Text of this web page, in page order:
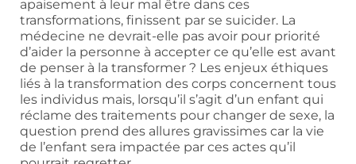
apaisement à leur mal être dans ces
transformations, finissent par se suicider. La
médecine ne devrait-elle pas avoir pour priorité
d’aider la personne à accepter ce qu’elle est avant
de penser à la transformer ? Les enjeux éthiques
liés à la transformation des corps concernent tous
les individus mais, lorsqu’il s’agit d’un enfant qui
réclame des traitements pour changer de sexe, la
question prend des allures gravissimes car la vie
de l’enfant sera impactée par ces actes qu’il